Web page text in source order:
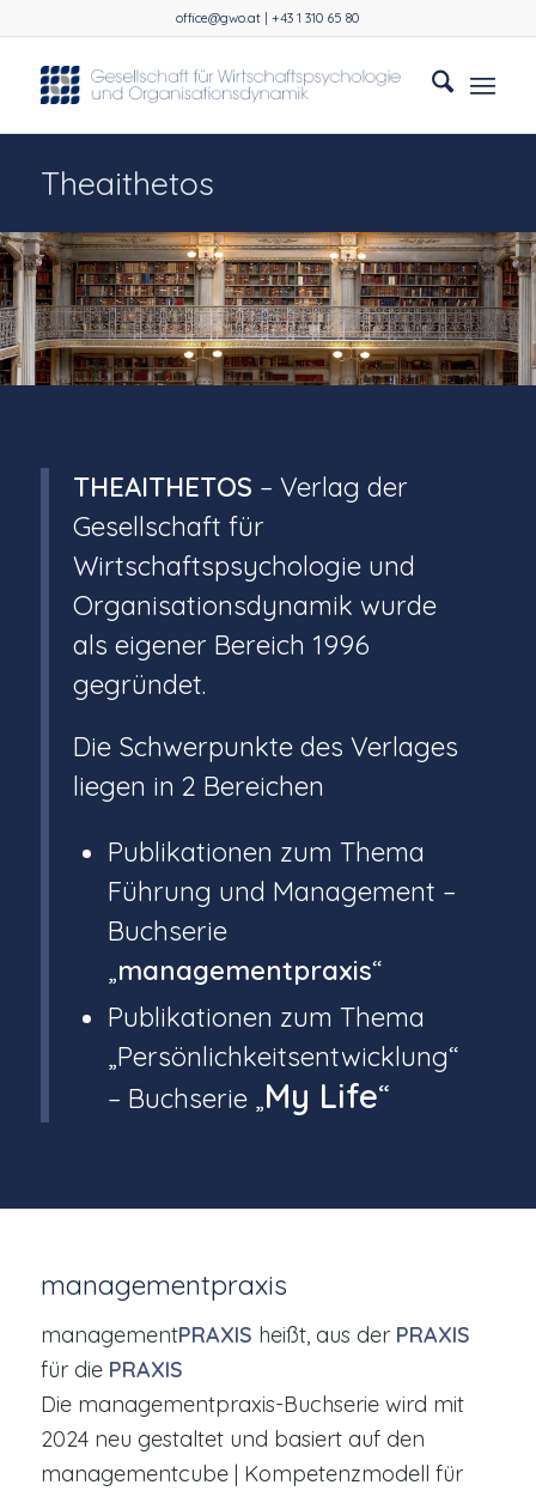
office@gwo.at | +43 1 310 65 80
Theaithetos
THEAITHETOS – Verlag der
Gesellschaft für
Wirtschaftspsychologie und
Organisationsdynamik wurde
als eigener Bereich 1996
gegründet.
Die Schwerpunkte des Verlages
liegen in 2 Bereichen
Publikationen zum Thema
Führung und Management –
Buchserie
„managementpraxis“
Publikationen zum Thema
„Persönlichkeitsentwicklung“
– Buchserie „My Life“
managementpraxis
managementPRAXIS heißt, aus der PRAXIS
für die PRAXIS
Die managementpraxis-Buchserie wird mit
2024 neu gestaltet und basiert auf den
managementcube | Kompetenzmodell für